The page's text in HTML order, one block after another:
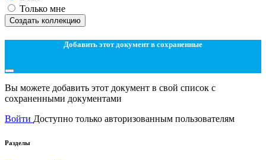
Только мне
Создать коллекцию
Добавить этот документ в сохраненные
Вы можете добавить этот документ в свой список с
сохраненными документами
Войти Доступно только авторизованным пользователям
Разделы